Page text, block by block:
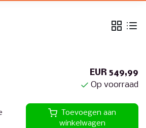
EUR 549,99
Op voorraad
Toevoegen aan
winkelwagen